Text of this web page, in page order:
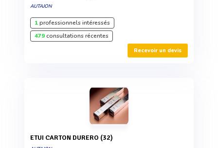
AUTAJON
1professionnels intéressés
479consultations récentes
Recevoir un devis
ETUI CARTON DURERO (32)